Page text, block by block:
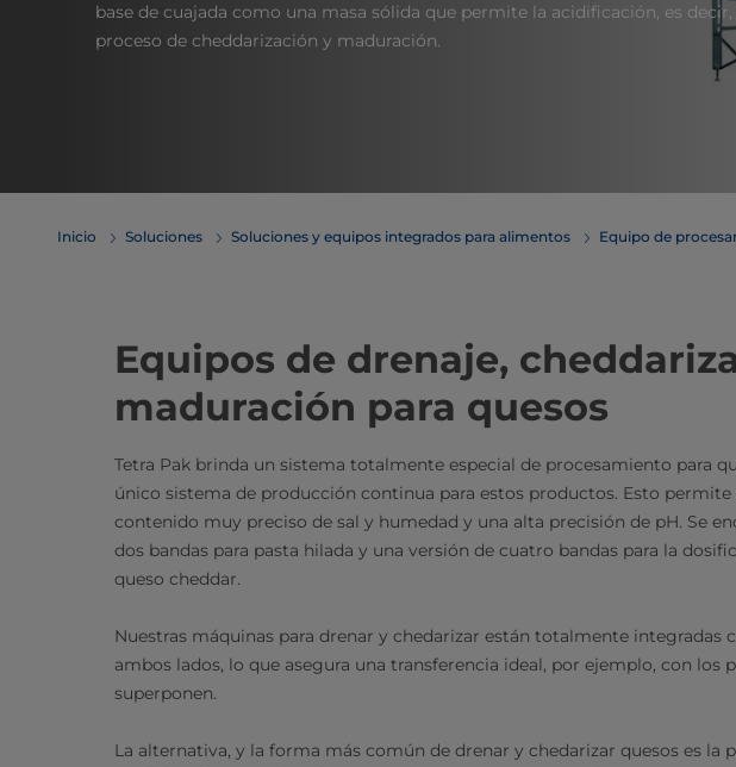
base de cuajada como una masa sólida que permite la acidificación, es decir,
proceso de cheddarización y maduración.
Inicio Soluciones Soluciones y equipos integrados para alimentos Equipo de
Equipos de drenaje,
maduración para quesos
Tetra Pak brinda un sistema totalmente especial de procesamiento para
único sistema de producción continua para estos productos. Esto
contenido muy preciso de sal y humedad y una alta precisión de pH. Se
dos bandas para pasta hilada y una versión de cuatro bandas para la
queso cheddar.
Nuestras máquinas para drenar y chedarizar están totalmente integradas
ambos lados, lo que asegura una transferencia ideal, por ejemplo, con los
superponen.
La alternativa, y la forma más común de drenar y chedarizar quesos es la